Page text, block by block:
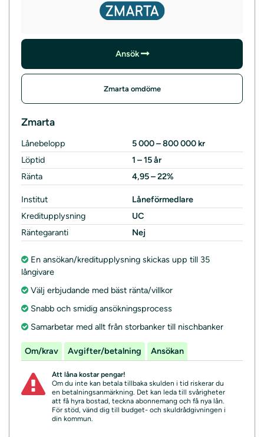
Ansök
Zmarta omdöme
Zmarta
Lånebelopp
5 000 – 800 000 kr
Löptid
1 – 15 år
Ränta
4,95 – 22%
Institut
Låneförmedlare
Kreditupplysning
UC
Räntegaranti
Nej
En ansökan/kreditupplysning skickas upp till 35
långivare
Välj erbjudande med bäst ränta/villkor
Snabb och smidig ansökningsprocess
Samarbetar med allt från storbanker till nischbanker
Om/krav Avgifter/betalning Ansökan
Att låna kostar pengar!
Om du inte kan betala tillbaka skulden i tid riskerar du
en betalningsanmärkning. Det kan leda till svårigheter
att få hyra bostad, teckna abonnemang och få nya lån.
För stöd, vänd dig till budget- och skuldrådgivningen i
din kommun.